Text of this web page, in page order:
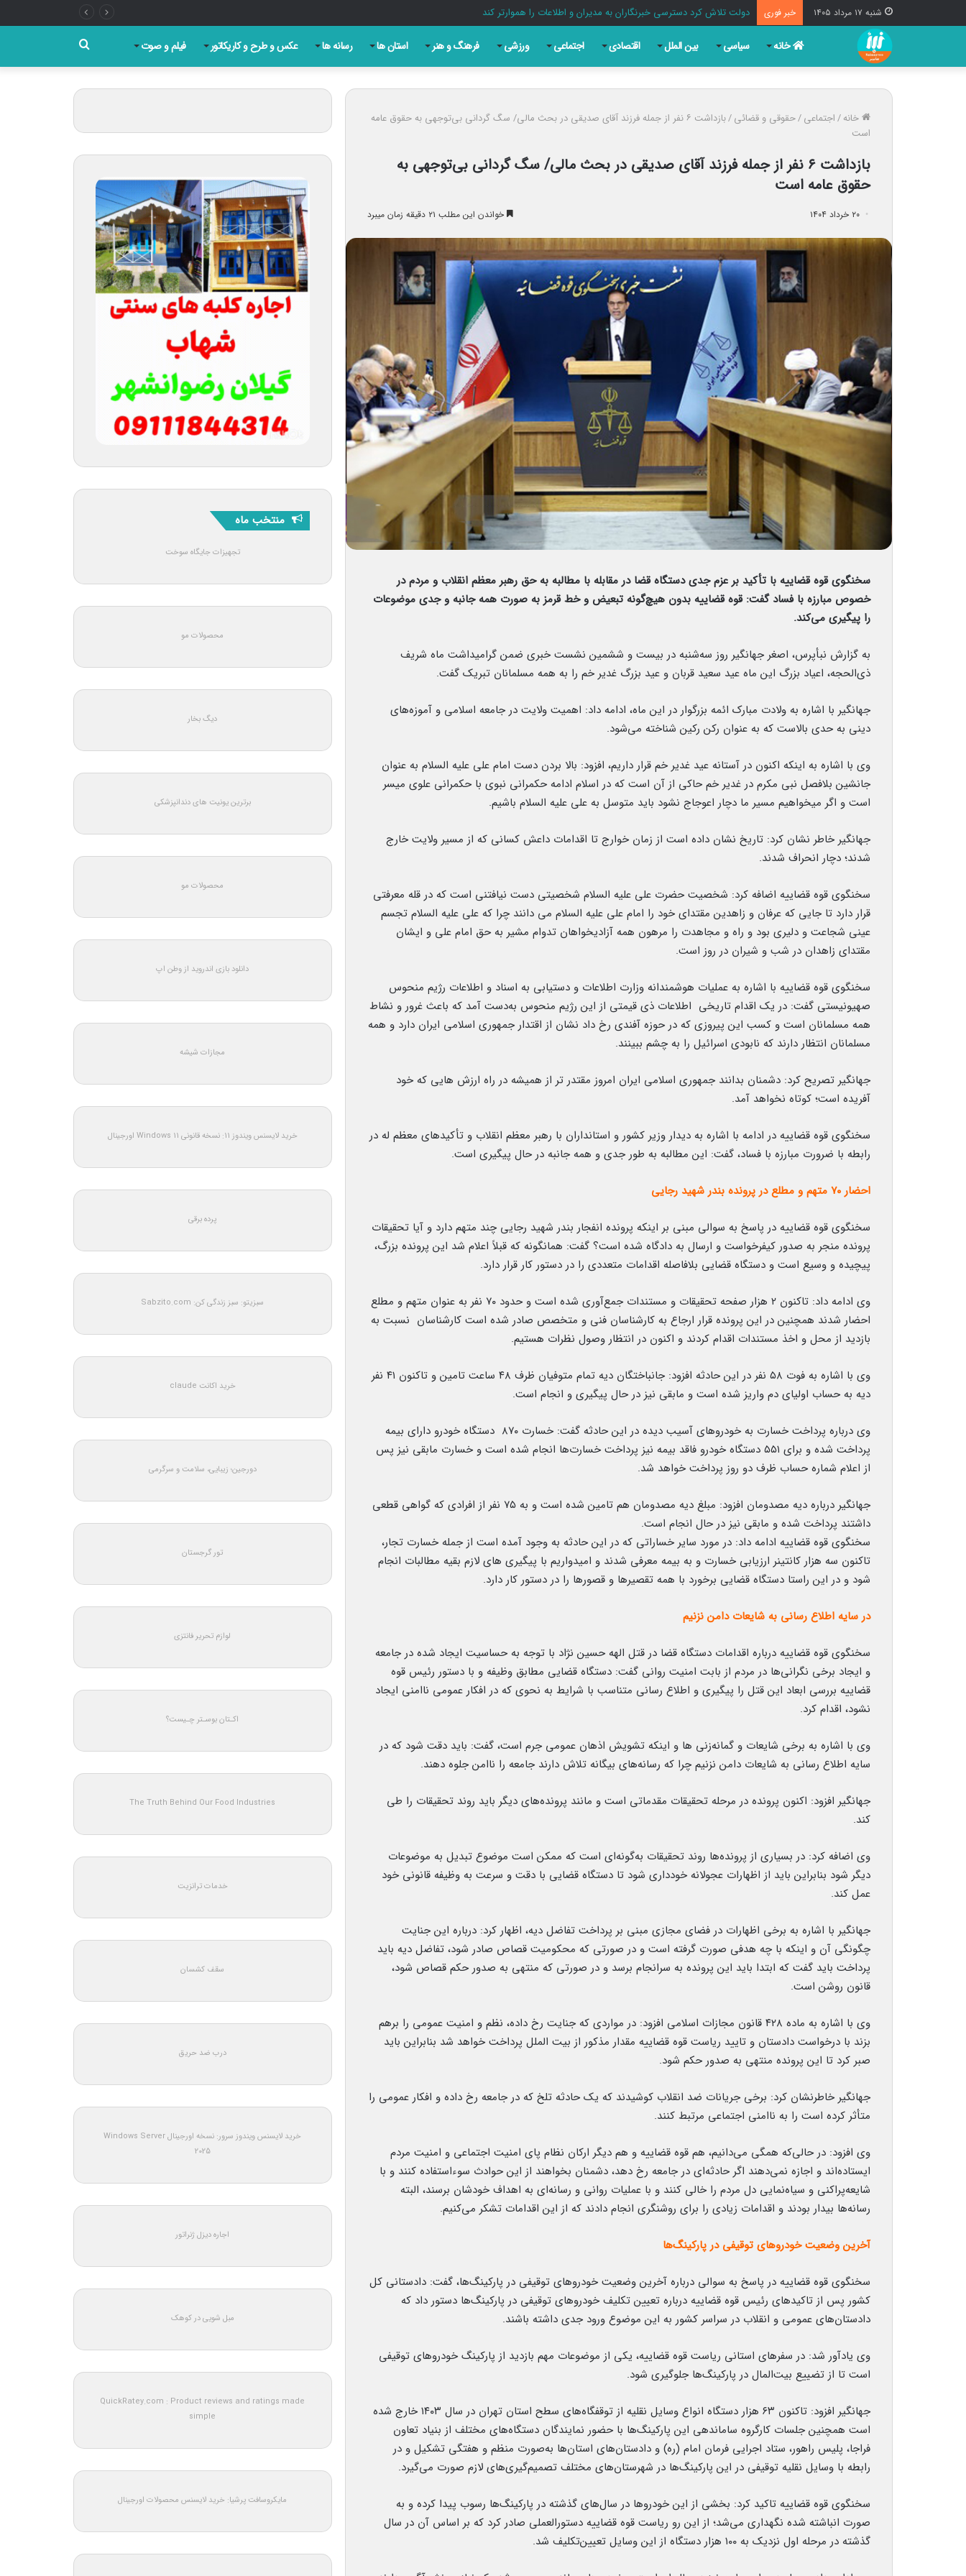
شنبه ۱۷ مرداد ۱۴۰۵ خبر فوری قالیباف: خبرنگاران رزمندگانی هستند که سنگرشان آگاهی و سلاح‌شان حقیقت است
خانه سیاسی بین الملل اقتصادی اجتماعی ورزشی فرهنگ و هنر استان ها رسانه ها عکس و طرح و کاریکاتور فیلم و صوت
برای
خانه/اجتماعی/حقوقی و قضائی/
بازداشت ۶ نفر از جمله فرزند آقای صدیقی در بحث مالی/ سگ گردانی بی‌توجهی به حقوق عامه
است
بازداشت ۶ نفر از جمله فرزند آقای صدیقی در بحث مالی/ سگ گردانی بی‌توجهی به
حقوق عامه است
۲۰ خرداد ۱۴۰۴ خواندن این مطلب ۲۱ دقیقه زمان میبرد
سخنگوی قوه قضاییه با تأکید بر عزم جدی دستگاه قضا در مقابله با مطالبه به حق رهبر معظم انقلاب و مردم در
خصوص مبارزه با فساد گفت: قوه قضاییه بدون هیچ‌گونه تبعیض و خط قرمز به صورت همه جانبه و جدی موضوعات
را پیگیری می‌کند.
به گزارش نبأپرس، اصغر جهانگیر روز سه‌شنبه در بیست و ششمین نشست خبری ضمن گرامیداشت ماه شریف
ذی‌الحجه، اعیاد بزرگ این ماه عید سعید قربان و عید بزرگ غدیر خم را به همه مسلمانان تبریک گفت.
جهانگیر با اشاره به ولادت مبارک ائمه بزرگوار در این ماه، ادامه داد: اهمیت ولایت در جامعه اسلامی و آموزه‌های
دینی به حدی بالاست که به عنوان رکن رکین شناخته می‌شود.
وی با اشاره به اینکه اکنون در آستانه عید غدیر خم قرار داریم، افزود: بالا بردن دست امام علی علیه السلام به عنوان
جانشین بلافصل نبی مکرم در غدیر خم حاکی از آن است که در اسلام ادامه حکمرانی نبوی با حکمرانی علوی میسر
است و اگر میخواهیم مسیر ما دچار اعوجاج نشود باید متوسل به علی علیه السلام باشیم.
جهانگیر خاطر نشان کرد: تاریخ نشان داده است از زمان خوارج تا اقدامات داعش کسانی که از مسیر ولایت خارج
شدند؛ دچار انحراف شدند.
سخنگوی قوه قضاییه اضافه کرد: شخصیت حضرت علی علیه السلام شخصیتی دست نیافتنی است که در قله معرفتی
قرار دارد تا جایی که عرفان و زاهدین مقتدای خود را امام علی علیه السلام می دانند چرا که علی علیه السلام تجسم
عینی شجاعت و دلیری بود و راه و مجاهدت را مرهون همه آزادیخواهان تدوام مشیر به حق امام علی و ایشان
مقتدای زاهدان در شب و شیران در روز است.
سخنگوی قوه قضاییه با اشاره به عملیات هوشمندانه وزارت اطلاعات و دستیابی به اسناد و اطلاعات رژیم منحوس
صهیونیستی گفت: در یک اقدام تاریخی اطلاعات ذی قیمتی از این رژیم منحوس به‌دست آمد که باعث غرور و نشاط
همه مسلمانان است و کسب این پیروزی که در حوزه آفندی رخ داد نشان از اقتدار جمهوری اسلامی ایران دارد و همه
مسلمانان انتظار دارند که نابودی اسرائیل را به چشم ببینند.
جهانگیر تصریح کرد: دشمنان بدانند جمهوری اسلامی ایران امروز مقتدر تر از همیشه در راه ارزش هایی که خود
آفریده است؛ کوتاه نخواهد آمد.
سخنگوی قوه قضاییه در ادامه با اشاره به دیدار وزیر کشور و استانداران با رهبر معظم انقلاب و تأکیدهای معظم له در
رابطه با ضرورت مبارزه با فساد، گفت: این مطالبه به طور جدی و همه جانبه در حال پیگیری است.
احضار ۷۰ متهم و مطلع در پرونده بندر شهید رجایی
سخنگوی قوه قضاییه در پاسخ به سوالی مبنی بر اینکه پرونده انفجار بندر شهید رجایی چند متهم دارد و آیا تحقیقات
پرونده منجر به صدور کیفرخواست و ارسال به دادگاه شده است؟ گفت: همانگونه که قبلاً اعلام شد این پرونده بزرگ،
پیچیده و وسیع است و دستگاه قضایی بلافاصله اقدامات متعددی را در دستور کار قرار دارد.
وی ادامه داد: تاکنون ۲ هزار صفحه تحقیقات و مستندات جمع‌آوری شده است و حدود ۷۰ نفر به عنوان متهم و مطلع
احضار شدند همچنین در این پرونده قرار ارجاع به کارشناسان فنی و متخصص صادر شده است کارشناسان نسبت به
بازدید از محل و اخذ مستندات اقدام کردند و اکنون در انتظار وصول نظرات هستیم.
وی با اشاره به فوت ۵۸ نفر در این حادثه افزود: جانباختگان دیه تمام متوفیان ظرف ۴۸ ساعت تامین و تاکنون ۴۱ نفر
دیه به حساب اولیای دم واریز شده است و مابقی نیز در حال پیگیری و انجام است.
وی درباره پرداخت خسارت به خودروهای آسیب دیده در این حادثه گفت: خسارت ۸۷۰ دستگاه خودرو دارای بیمه
پرداخت شده و برای ۵۵۱ دستگاه خودرو فاقد بیمه نیز پرداخت خسارت‌ها انجام شده است و خسارت مابقی نیز پس
از اعلام شماره حساب ظرف دو روز پرداخت خواهد شد.
جهانگیر درباره دیه مصدومان افزود: مبلغ دیه مصدومان هم تامین شده است و به ۷۵ نفر از افرادی که گواهی قطعی
داشتند پرداخت شده و مابقی نیز در حال انجام است.
سخنگوی قوه قضاییه ادامه داد: در مورد سایر خساراتی که در این حادثه به وجود آمده است از جمله خسارت تجار،
تاکنون سه هزار کانتینر ارزیابی خسارت و به بیمه معرفی شدند و امیدواریم با پیگیری های لازم بقیه مطالبات انجام
شود و در این راستا دستگاه قضایی برخورد با همه تقصیرها و قصورها را در دستور کار دارد.
در سایه اطلاع رسانی به شایعات دامن نزنیم
سخنگوی قوه قضاییه درباره اقدامات دستگاه قضا در قتل الهه حسین نژاد با توجه به حساسیت ایجاد شده در جامعه
و ایجاد برخی نگرانی‌ها در مردم از بابت امنیت روانی گفت: دستگاه قضایی مطابق وظیفه و با دستور رئیس قوه
قضاییه بررسی ابعاد این قتل را پیگیری و اطلاع رسانی متناسب با شرایط به نحوی که در افکار عمومی ناامنی ایجاد
نشود، اقدام کرد.
وی با اشاره به برخی شایعات و گمانه‌زنی ها و اینکه تشویش اذهان عمومی جرم است، گفت: باید دقت شود که در
سایه اطلاع رسانی به شایعات دامن نزنیم چرا که رسانه‌های بیگانه تلاش دارند جامعه را ناامن جلوه دهند.
جهانگیر افزود: اکنون پرونده در مرحله تحقیقات مقدماتی است و مانند پرونده‌های دیگر باید روند تحقیقات را طی
کند.
وی اضافه کرد: در بسیاری از پرونده‌ها روند تحقیقات به‌گونه‌ای است که ممکن است موضوع تبدیل به موضوعات
دیگر شود بنابراین باید از اظهارات عجولانه خودداری شود تا دستگاه قضایی با دقت و سرعت به وظیفه قانونی خود
عمل کند.
جهانگیر با اشاره به برخی اظهارات در فضای مجازی مبنی بر پرداخت تفاضل دیه، اظهار کرد: درباره این جنایت
چگونگی آن و اینکه با چه هدفی صورت گرفته است و در صورتی که محکومیت قصاص صادر شود، تفاضل دیه باید
پرداخت باید گفت که ابتدا باید این پرونده به سرانجام برسد و در صورتی که منتهی به صدور حکم قصاص شود،
قانون روشن است.
وی با اشاره به ماده ۴۲۸ قانون مجازات اسلامی افزود: در مواردی که جنایت رخ داده، نظم و امنیت عمومی را برهم
بزند با درخواست دادستان و تایید ریاست قوه قضاییه مقدار مذکور از بیت الملل پرداخت خواهد شد بنابراین باید
صبر کرد تا این پرونده منتهی به صدور حکم شود.
جهانگیر خاطرنشان کرد: برخی جریانات ضد انقلاب کوشیدند که یک حادثه تلخ که در جامعه رخ داده و افکار عمومی را
متأثر کرده است را به ناامنی اجتماعی مرتبط کنند.
وی افزود: در حالی‌که همگی می‌دانیم، هم قوه قضاییه و هم دیگر ارکان نظام پای امنیت اجتماعی و امنیت مردم
ایستاده‌اند و اجازه نمی‌دهند اگر حادثه‌ای در جامعه رخ دهد، دشمنان بخواهند از این حوادث سوءاستفاده کنند و با
شایعه‌پراکنی و سیاه‌نمایی دل مردم را خالی کنند و با عملیات روانی و رسانه‌ای به اهداف خودشان برسند، البته
رسانه‌ها بیدار بودند و اقدامات زیادی را برای روشنگری انجام دادند که از این اقدامات تشکر می‌کنیم.
آخرین وضعیت خودروهای توقیفی در پارکینگ‌ها
سخنگوی قوه قضاییه در پاسخ به سوالی درباره آخرین وضعیت خودروهای توقیفی در پارکینگ‌ها، گفت: دادستانی کل
کشور پس از تاکیدهای رئیس قوه قضاییه درباره تعیین تکلیف خودروهای توقیفی در پارکینگ‌ها دستور داد که
دادستان‌های عمومی و انقلاب در سراسر کشور به این موضوع ورود جدی داشته باشند.
وی یادآور شد: در سفرهای استانی ریاست قوه قضاییه، یکی از موضوعات مهم بازدید از پارکینگ خودروهای توقیفی
است تا از تضییع بیت‌المال در پارکینگ‌ها جلوگیری شود.
جهانگیر افزود: تاکنون ۶۳ هزار دستگاه انواع وسایل نقلیه از توقفگاه‌های سطح استان تهران در سال ۱۴۰۳ خارج شده
است همچنین جلسات کارگروه ساماندهی این پارکینگ‌ها با حضور نمایندگان دستگاه‌های مختلف از بنیاد تعاون
فراجا، پلیس راهور، ستاد اجرایی فرمان امام (ره) و دادستان‌های استان‌ها به‌صورت منظم و هفتگی تشکیل و در
رابطه با وسایل نقلیه توقیفی در این پارکینگ‌ها در شهرستان‌های مختلف تصمیم‌گیری‌های لازم صورت می‌گیرد.
سخنگوی قوه قضاییه تاکید کرد: بخشی از این خودروها در سال‌های گذشته در پارکینگ‌ها رسوب پیدا کرده و به‌
صورت انباشته شده نگهداری می‌شد؛ از این رو ریاست قوه قضاییه دستورالعملی صادر کرد که بر اساس آن در سال
گذشته در مرحله اول نزدیک به ۱۰۰ هزار دستگاه از این وسایل تعیین‌تکلیف شد.
منتخب ماه
تجهیزات جایگاه سوخت
محصولات مو
دیگ بخار
برترین یونیت های دندانپزشکی
محصولات مو
دانلود بازی اندروید از وطن اپ
مجازات شیشه
خرید لایسنس ویندوز 11: نسخه قانونی Windows 11 اورجینال
پرده برقی
سبزیتو: سبز زندگی کن: Sabzito.com
خرید اکانت claude
دورجین؛ زیبایی، سلامت و سرگرمی
تور گرجستان
لوازم تحریر فانتزی
اکـتان بوسـتر چـیست؟
The Truth Behind Our Food Industries
خدمات ترانزیت
سقف کشسان
درب ضد حریق
خرید لایسنس ویندوز سرور: نسخه اورجینال Windows Server
2025
اجاره دیزل ژنراتور
مبل شویی در کوهک
QuickRatey.com : Product reviews and ratings made
simple
مایکروسافت پرشیا: خرید لایسنس محصولات اورجینال